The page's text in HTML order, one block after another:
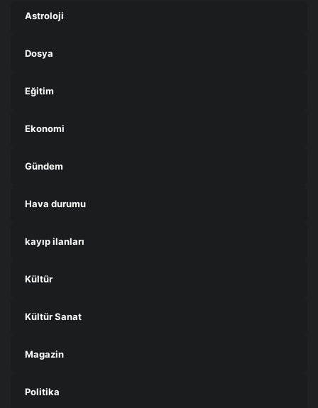
Astroloji
Dosya
Eğitim
Ekonomi
Gündem
Hava durumu
kayıp ilanları
Kültür
Kültür Sanat
Magazin
Politika